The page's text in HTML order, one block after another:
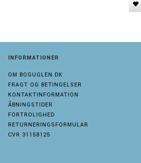
INFORMATIONER
OM BOGUGLEN.DK
FRAGT OG BETINGELSER
KONTAKTINFORMATION
ÅBNINGSTIDER
FORTROLIGHED
RETURNERINGSFORMULAR
CVR 31158125